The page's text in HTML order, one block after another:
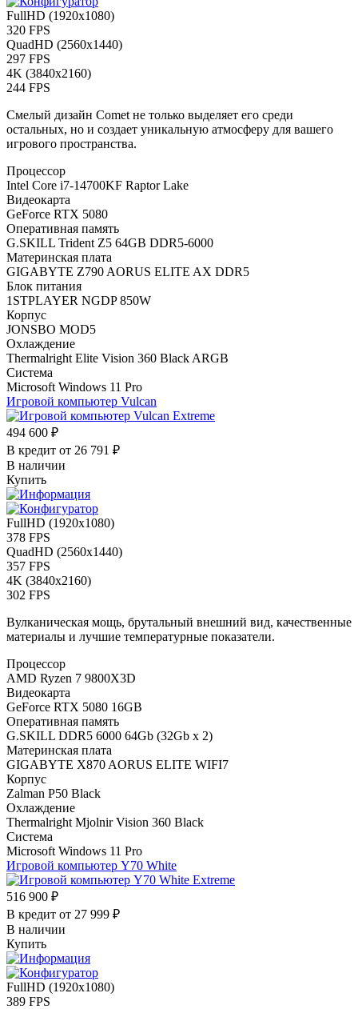
FullHD (1920x1080)
320 FPS
QuadHD (2560x1440)
297 FPS
4K (3840x2160)
244 FPS
Смелый дизайн Comet не только выделяет его среди
остальных, но и создает уникальную атмосферу для вашего
игрового пространства.
Процессор
Intel Core i7-14700KF Raptor Lake
Видеокарта
GeForce RTX 5080
Оперативная память
G.SKILL Trident Z5 64GB DDR5-6000
Материнская плата
GIGABYTE Z790 AORUS ELITE AX DDR5
Блок питания
1STPLAYER NGDP 850W
Корпус
JONSBO MOD5
Охлаждение
Thermalright Elite Vision 360 Black ARGB
Система
Microsoft Windows 11 Pro
Игровой компьютер Vulcan
494 600 ₽
В кредит от 26 791 ₽
В наличии
Купить
FullHD (1920x1080)
378 FPS
QuadHD (2560x1440)
357 FPS
4K (3840x2160)
302 FPS
Вулканическая мощь, брутальный внешний вид, качественные
материалы и лучшие температурные показатели.
Процессор
AMD Ryzen 7 9800X3D
Видеокарта
GeForce RTX 5080 16GB
Оперативная память
G.SKILL DDR5 6000 64Gb (32Gb x 2)
Материнская плата
GIGABYTE X870 AORUS ELITE WIFI7
Корпус
Zalman P50 Black
Охлаждение
Thermalright Mjolnir Vision 360 Black
Система
Microsoft Windows 11 Pro
Игровой компьютер Y70 White
516 900 ₽
В кредит от 27 999 ₽
В наличии
Купить
FullHD (1920x1080)
389 FPS